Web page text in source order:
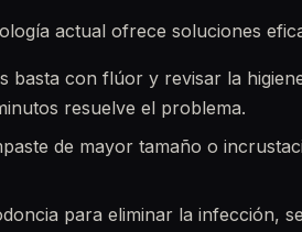
actual ofrece soluciones
basta con flúor y revisar la
resuelve el problema.
de mayor tamaño o
para eliminar la infección,